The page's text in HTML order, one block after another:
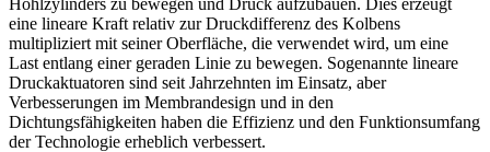
eine lineare Kraft relativ zur Druckdifferenz des Kolbens
multipliziert mit seiner Oberfläche, die verwendet wird, um eine
Last entlang einer geraden Linie zu bewegen. Sogenannte lineare
Druckaktuatoren sind seit Jahrzehnten im Einsatz, aber
Verbesserungen im Membrandesign und in den
Dichtungsfähigkeiten haben die Effizienz und den Funktionsumfang
der Technologie erheblich verbessert.